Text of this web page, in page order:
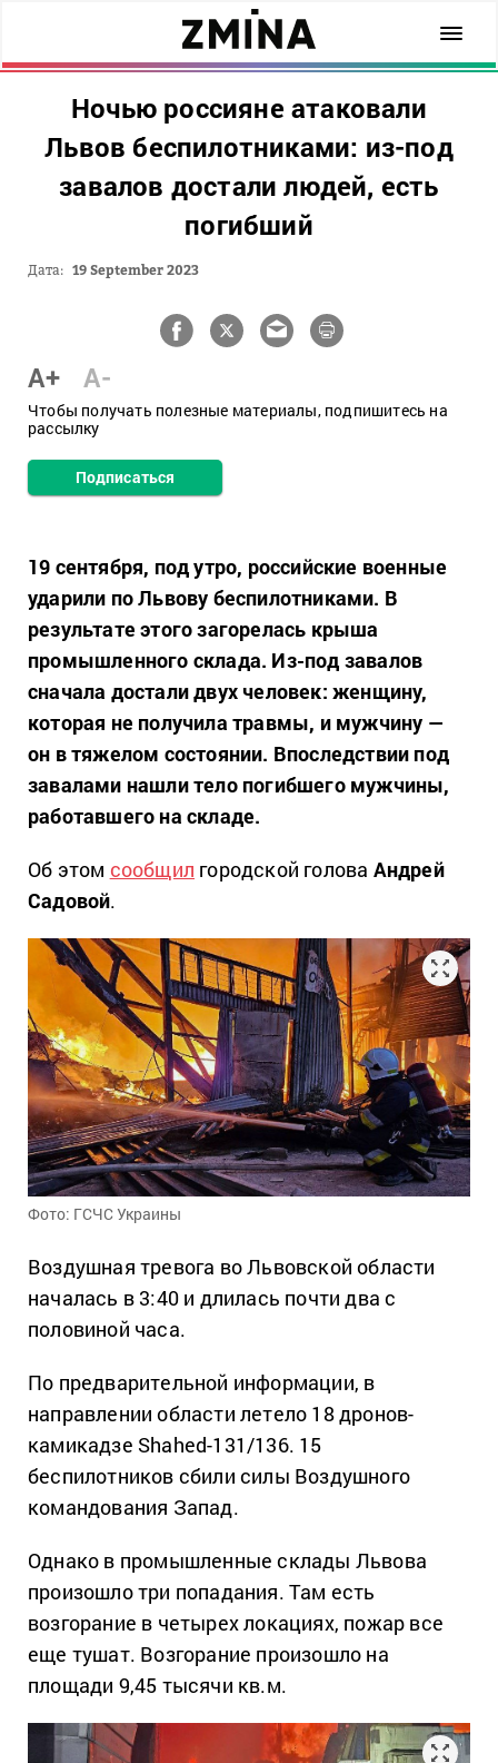
Ночью россияне атаковали
Львов беспилотниками: из-под
завалов достали людей, есть
погибший
Дата: 19 September 2023
A+ A-
Чтобы получать полезные материалы, подпишитесь на
рассылку
Подписаться
19 сентября, под утро, российские военные
ударили по Львову беспилотниками. В
результате этого загорелась крыша
промышленного склада. Из-под завалов
сначала достали двух человек: женщину,
которая не получила травмы, и мужчину —
он в тяжелом состоянии. Впоследствии под
завалами нашли тело погибшего мужчины,
работавшего на складе.
Об этом сообщил городской голова Андрей
Садовой.
Фото: ГСЧС Украины
Воздушная тревога во Львовской области
началась в 3:40 и длилась почти два с
половиной часа.
По предварительной информации, в
направлении области летело 18 дронов-
камикадзе Shahed-131/136. 15
беспилотников сбили силы Воздушного
командования Запад.
Однако в промышленные склады Львова
произошло три попадания. Там есть
возгорание в четырех локациях, пожар все
еще тушат. Возгорание произошло на
площади 9,45 тысячи кв.м.